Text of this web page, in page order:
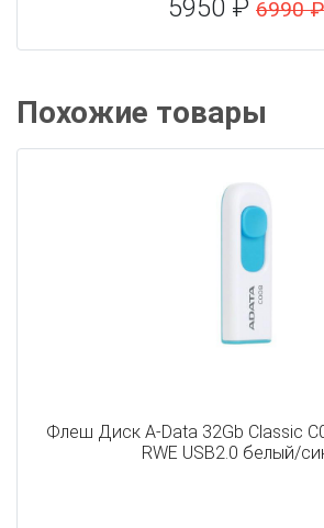
5950 ₽ 6990 ₽
Похожие товары
Флеш Диск A-Data 32Gb Classic
RWE USB2.0 белый/